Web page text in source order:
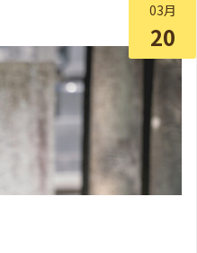
03月
20